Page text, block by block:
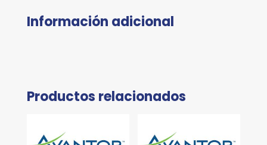
Información adicional
Productos relacionados